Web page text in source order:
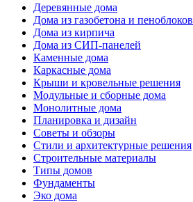
Деревянные дома
Дома из газобетона и пеноблоков
Дома из кирпича
Дома из СИП-панелей
Каменные дома
Каркасные дома
Крыши и кровельные решения
Модульные и сборные дома
Монолитные дома
Планировка и дизайн
Советы и обзоры
Стили и архитектурные решения
Строительные материалы
Типы домов
Фундаменты
Эко дома